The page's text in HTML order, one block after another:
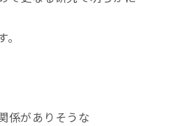
係がありそうな